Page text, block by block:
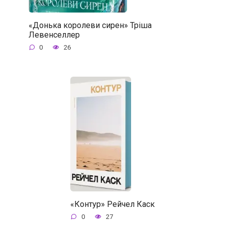
«Донька королеви сирен» Тріша
Левенселлер
0 26
«Контур» Рейчел Каск
0 27